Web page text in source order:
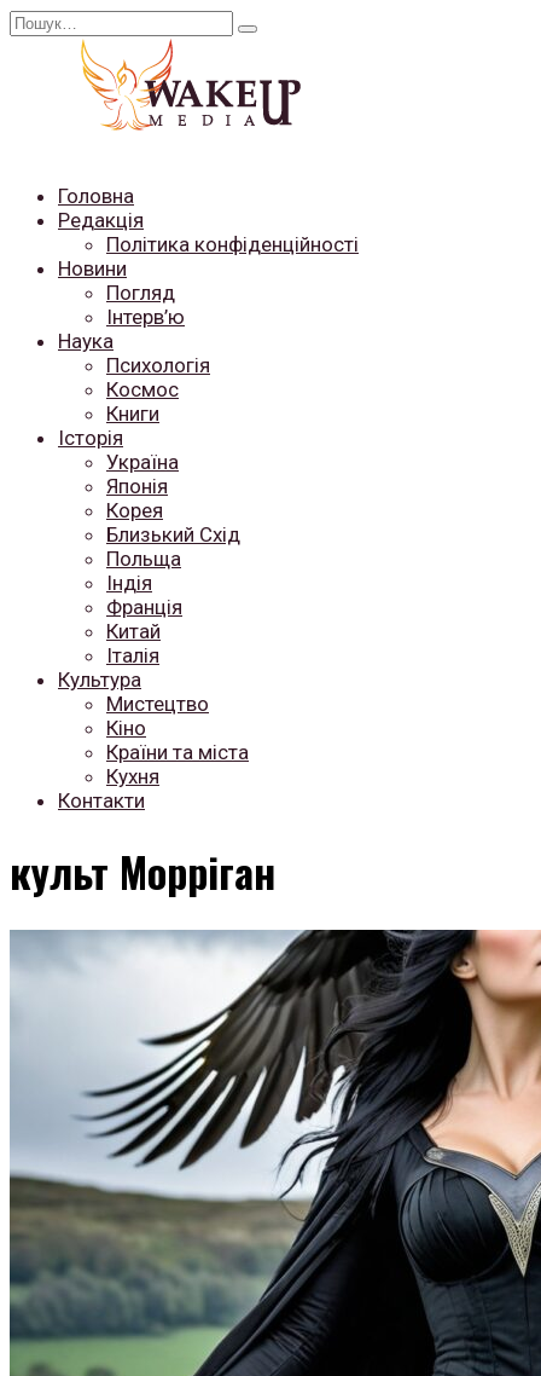
Перейти
Search
Головна
Редакція
Політика конфіденційності
Новини
Погляд
Інтерв’ю
Наука
Психологія
Космос
Книги
Історія
Україна
Японія
Корея
Близький Схід
Польща
Індія
Франція
Китай
Італія
Культура
Мистецтво
Кіно
Країни та міста
Кухня
Контакти
культ Морріган